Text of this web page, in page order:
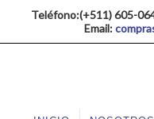
Teléfono:(+511) 605-
Email: